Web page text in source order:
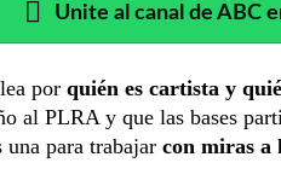
Unite al canal de ABC
por quién es cartista y
al PLRA y que las bases
para trabajar con miras a